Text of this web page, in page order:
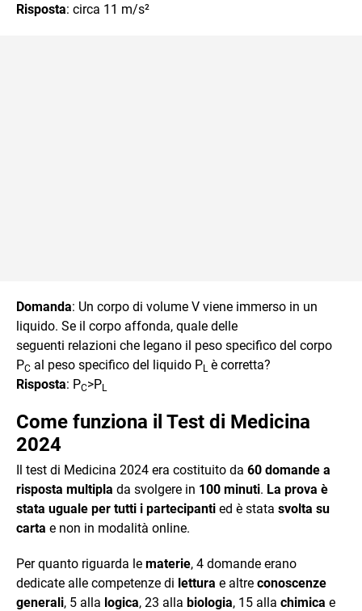
Risposta: circa 11 m/s²
Domanda: Un corpo di volume V viene immerso in un
liquido. Se il corpo affonda, quale delle
seguenti relazioni che legano il peso specifico del corpo
PC al peso specifico del liquido PL è corretta?
Risposta: PC>PL
Come funziona il Test di Medicina
2024
Il test di Medicina 2024 era costituito da 60 domande a
risposta multipla da svolgere in 100 minuti. La prova è
stata uguale per tutti i partecipanti ed è stata svolta su
carta e non in modalità online.
Per quanto riguarda le materie, 4 domande erano
dedicate alle competenze di lettura e altre conoscenze
generali, 5 alla logica, 23 alla biologia, 15 alla chimica e